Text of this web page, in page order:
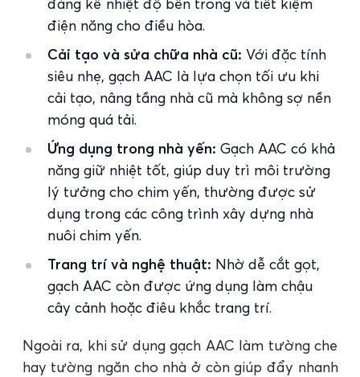
điện năng cho điều hòa.
Cải tạo và sửa chữa nhà cũ: Với đặc tính
siêu nhẹ, gạch AAC là lựa chọn tối ưu khi
cải tạo, nâng tầng nhà cũ mà không sợ nền
móng quá tải.
Ứng dụng trong nhà yến: Gạch AAC có khả
năng giữ nhiệt tốt, giúp duy trì môi trường
lý tưởng cho chim yến, thường được sử
dụng trong các công trình xây dựng nhà
nuôi chim yến.
Trang trí và nghệ thuật: Nhờ dễ cắt gọt,
gạch AAC còn được ứng dụng làm chậu
cây cảnh hoặc điêu khắc trang trí.
Ngoài ra, khi sử dụng gạch AAC làm tường che
hay tường ngăn cho nhà ở còn giúp đẩy nhanh